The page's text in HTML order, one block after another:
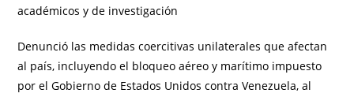
académicos y de investigación
Denunció las medidas coercitivas unilaterales que afectan
al país, incluyendo el bloqueo aéreo y marítimo impuesto
por el Gobierno de Estados Unidos contra Venezuela, al